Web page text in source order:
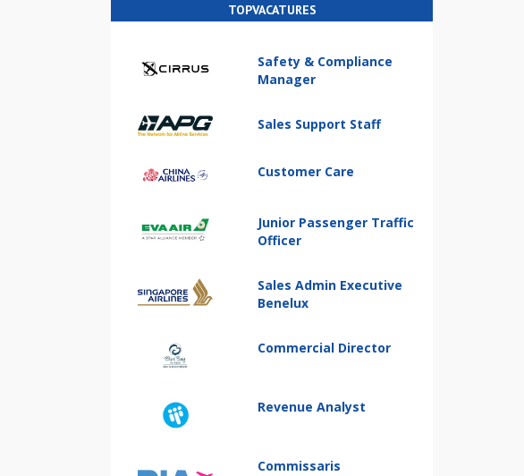
TOPVACATURES
Safety & Compliance
Manager
Sales Support Staff
Customer Care
Junior Passenger Traffic
Officer
Sales Admin Executive
Benelux
Commercial Director
Revenue Analyst
Commissaris